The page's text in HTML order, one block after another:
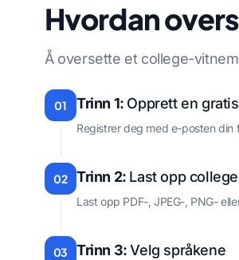
Hvordan
Å oversette et college-
01 Trinn 1: Opprett en
Registrer deg med e-posten din
02 Trinn 2: Last opp
Last opp PDF-, JPEG-, PNG-
03 Trinn 3:Velg språkene